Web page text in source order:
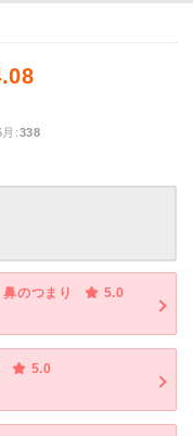
:338
鼻のつまり
5.0
5.0